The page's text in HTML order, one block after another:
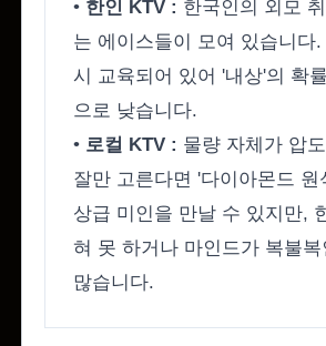
• 한인 KTV : 한국인의 외모
는 에이스들이 모여 있습니다.
시 교육되어 있어 '내상'의 확
으로 낮습니다.
• 로컬 KTV : 물량 자체가 압
잘만 고른다면 '다이아몬드 원
상급 미인을 만날 수 있지만,
혀 못 하거나 마인드가 복불
많습니다.